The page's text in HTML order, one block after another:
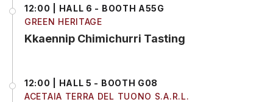
12:00 | HALL 6 - BOOTH A55G
GREEN HERITAGE
Kkaennip Chimichurri Tasting
12:00 | HALL 5 - BOOTH G08
ACETAIA TERRA DEL TUONO S.A.R.L.